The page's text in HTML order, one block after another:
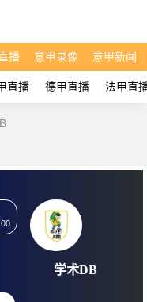
播 意甲录像 意甲新闻
直播 德甲直播 法甲直
09 08:00:00